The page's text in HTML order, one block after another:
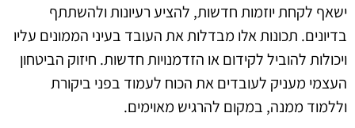
ישאף לקחת יוזמות חדשות, להציע רעיונות ולהשתתף
בדיונים. תכונות אלו מבדלות את העובד בעיני הממונים עליו
ויכולות להוביל לקידום או הזדמנויות חדשות. חיזוק הביטחון
העצמי מעניק לעובדים את הכוח לעמוד בפני ביקורת
וללמוד ממנה, במקום להרגיש מאוימים.